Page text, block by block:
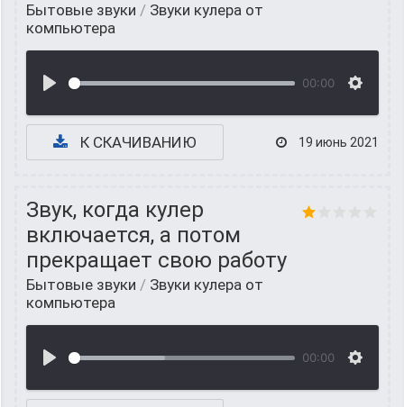
Бытовые звуки / Звуки кулера от
компьютера
00:00
К СКАЧИВАНИЮ 19 июнь 2021
Звук, когда кулер
включается, а потом
прекращает свою работу
Бытовые звуки / Звуки кулера от
компьютера
00:00